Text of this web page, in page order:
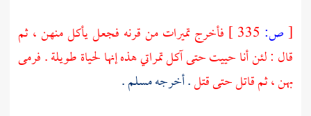
[ص:
فأخرج تميرات من قرنه فجعل يأكل منهن ، ثم
قال : لئن أنا حييت حتى آكل تمراتي هذه إنها لحياة طويلة . فرمى
بهن ، ثم قاتل حتى قتل. أخرجهمسلم.